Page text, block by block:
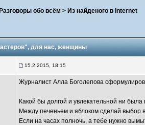
Разговоры обо всём > Из найденого в Internet
, для нас, женщины
15.2.2015, 18:15
Журналист Алла Боголепова
Какой бы долгой и увлекательной ни
Между печеньем и яблоком сделай выбор
Если на часах полночь, а тебе нужно